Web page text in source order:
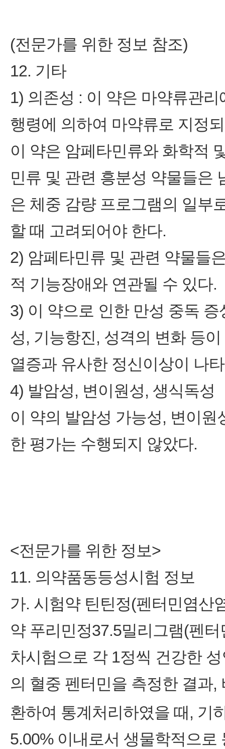
(전문가를 위한 정보 참조)
12. 기타
1) 의존성 : 이 약은 마약류관
행령에 의하여 마약류로 지정
이 약은 암페타민류와 화학적
민류 및 관련 흥분성 약물들은
은 체중 감량 프로그램의 일부
할 때 고려되어야 한다.
2) 암페타민류 및 관련 약물들
적 기능장애와 연관될 수 있다.
3) 이 약으로 인한 만성 중독
성, 기능항진, 성격의 변화 등
열증과 유사한 정신이상이 나
4) 발암성, 변이원성, 생식독성
이 약의 발암성 가능성, 변이
한 평가는 수행되지 않았다.
<전문가를 위한 정보>
11. 의약품동등성시험 정보
가. 시험약 틴틴정(펜터민염산
약 푸리민정37.5밀리그램(펜
차시험으로 각 1정씩 건강한
의 혈중 펜터민을 측정한 결과,
환하여 통계처리하였을 때, 기
5.00% 이내로서 생물학적으로